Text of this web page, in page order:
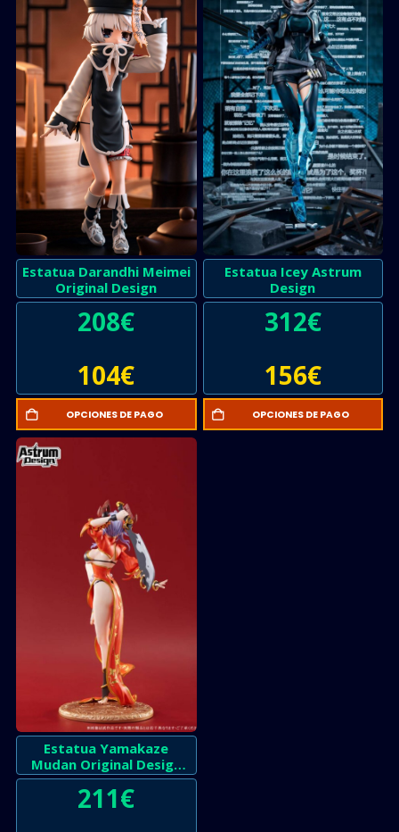
Estatua Darandhi Meimei
Original Design
208€
104€
OPCIONES DE PAGO
Estatua Icey Astrum
Design
312€
156€
OPCIONES DE PAGO
Estatua Yamakaze
Mudan Original Design
ART
211€